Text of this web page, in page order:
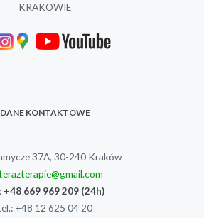
KRAKOWIE
DANE KONTAKTOWE
37A, 30-240 Kraków
+48 669 969 209(24h)
+48 12 625 04 20